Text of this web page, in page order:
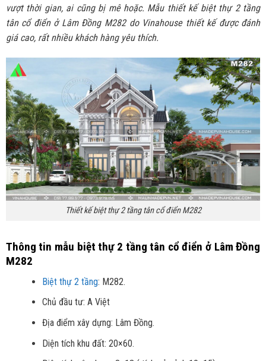
vượt thời gian, ai cũng bị mê hoặc. Mẫu thiết kế biệt thự 2 tầng
tân cổ điển ở Lâm Đồng M282 do Vinahouse thiết kế được đánh
giá cao, rất nhiều khách hàng yêu thích.
Thiết kế biệt thự 2 tầng tân cổ điển M282
Thông tin mẫu biệt thự 2 tầng tân cổ điển ở Lâm Đồng
M282
Biệt thự 2 tầng: M282.
Chủ đầu tư: A Việt
Địa điểm xây dựng: Lâm Đồng.
Diện tích khu đất: 20×60.